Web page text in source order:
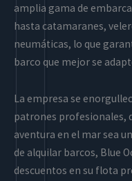
amplia gama de
hasta catamaranes,
neumáticas, lo que
barco que mejor se
La empresa se
patrones profesionales,
aventura en el mar sea
de alquilar barcos, Blue
descuentos en su flota